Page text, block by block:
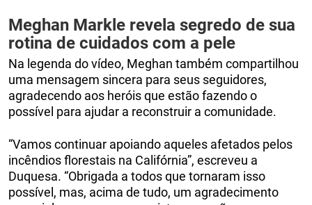
Meghan Markle revela segredo de sua
rotina de cuidados com a pele
Na legenda do vídeo, Meghan também compartilhou
uma mensagem sincera para seus seguidores,
agradecendo aos heróis que estão fazendo o
possível para ajudar a reconstruir a comunidade.
“Vamos continuar apoiando aqueles afetados pelos
incêndios florestais na Califórnia”, escreveu a
Duquesa. “Obrigada a todos que tornaram isso
possível, mas, acima de tudo, um agradecimento